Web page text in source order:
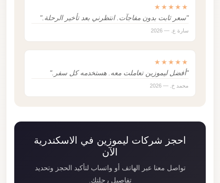
★★★★★
"سعر ثابت بدون مفاجآت. انتظرني بعد تأخير الرحلة."
سارة ع. — 2026
★★★★★
"أفضل ليموزين تعاملت معه. هستخدمه كل سفر."
محمد خ. — 2026
احجز شركات ليموزين في الاسكندرية
الآن
تواصل معنا عبر الهاتف أو واتساب لتأكيد الحجز وتحديد
تفاصيل رحلتك.